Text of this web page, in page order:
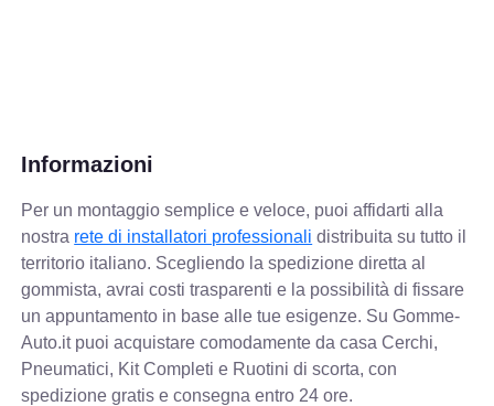
Informazioni
Per un montaggio semplice e veloce, puoi affidarti alla
nostra rete di installatori professionali distribuita su tutto il
territorio italiano. Scegliendo la spedizione diretta al
gommista, avrai costi trasparenti e la possibilità di fissare
un appuntamento in base alle tue esigenze. Su Gomme-
Auto.it puoi acquistare comodamente da casa Cerchi,
Pneumatici, Kit Completi e Ruotini di scorta, con
spedizione gratis e consegna entro 24 ore.